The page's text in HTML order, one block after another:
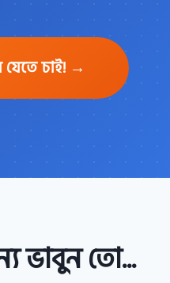
চাই! →
ভাবুন তো...